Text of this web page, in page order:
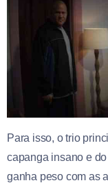
Para isso, o trio
capanga insano e
ganha peso com as